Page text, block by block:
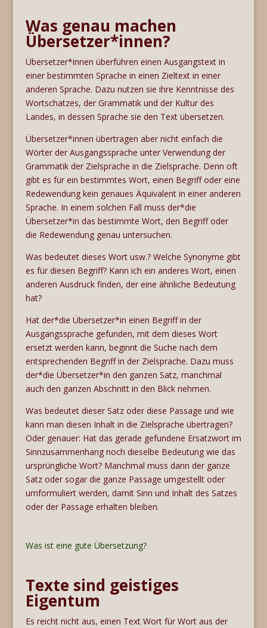
Was genau machen
Übersetzer*innen?
Übersetzer*innen überführen einen Ausgangstext in
einer bestimmten Sprache in einen Zieltext in einer
anderen Sprache. Dazu nutzen sie ihre Kenntnisse des
Wortschatzes, der Grammatik und der Kultur des
Landes, in dessen Sprache sie den Text übersetzen.
Übersetzer*innen übertragen aber nicht einfach die
Wörter der Ausgangssprache unter Verwendung der
Grammatik der Zielsprache in die Zielsprache. Denn oft
gibt es für ein bestimmtes Wort, einen Begriff oder eine
Redewendung kein genaues Äquivalent in einer anderen
Sprache. In einem solchen Fall muss der*die
Übersetzer*in das bestimmte Wort, den Begriff oder
die Redewendung genau untersuchen.
Was bedeutet dieses Wort usw.? Welche Synonyme gibt
es für diesen Begriff? Kann ich ein anderes Wort, einen
anderen Ausdruck finden, der eine ähnliche Bedeutung
hat?
Hat der*die Übersetzer*in einen Begriff in der
Ausgangssprache gefunden, mit dem dieses Wort
ersetzt werden kann, beginnt die Suche nach dem
entsprechenden Begriff in der Zielsprache. Dazu muss
der*die Übersetzer*in den ganzen Satz, manchmal
auch den ganzen Abschnitt in den Blick nehmen.
Was bedeutet dieser Satz oder diese Passage und wie
kann man diesen Inhalt in die Zielsprache übertragen?
Oder genauer: Hat das gerade gefundene Ersatzwort im
Sinnzusammenhang noch dieselbe Bedeutung wie das
ursprüngliche Wort? Manchmal muss dann der ganze
Satz oder sogar die ganze Passage umgestellt oder
umformuliert werden, damit Sinn und Inhalt des Satzes
oder der Passage erhalten bleiben.
Was ist eine gute Übersetzung?
Texte sind geistiges
Eigentum
Es reicht nicht aus, einen Text Wort für Wort aus der